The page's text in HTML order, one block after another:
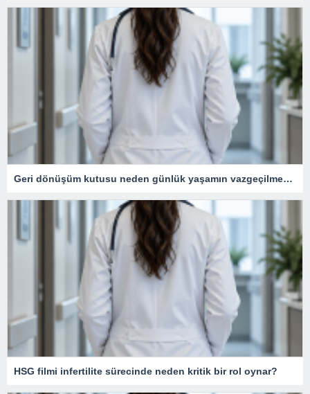
Geri dönüşüm kutusu neden günlük yaşamın vazgeçilmezidir?
HSG filmi infertilite sürecinde neden kritik bir rol oynar?